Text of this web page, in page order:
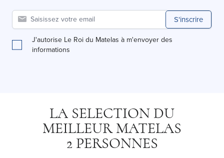
S'inscrire
J'autorise Le Roi du Matelas à m'envoyer des
informations
LA SELECTION DU
MEILLEUR MATELAS
2 PERSONNES